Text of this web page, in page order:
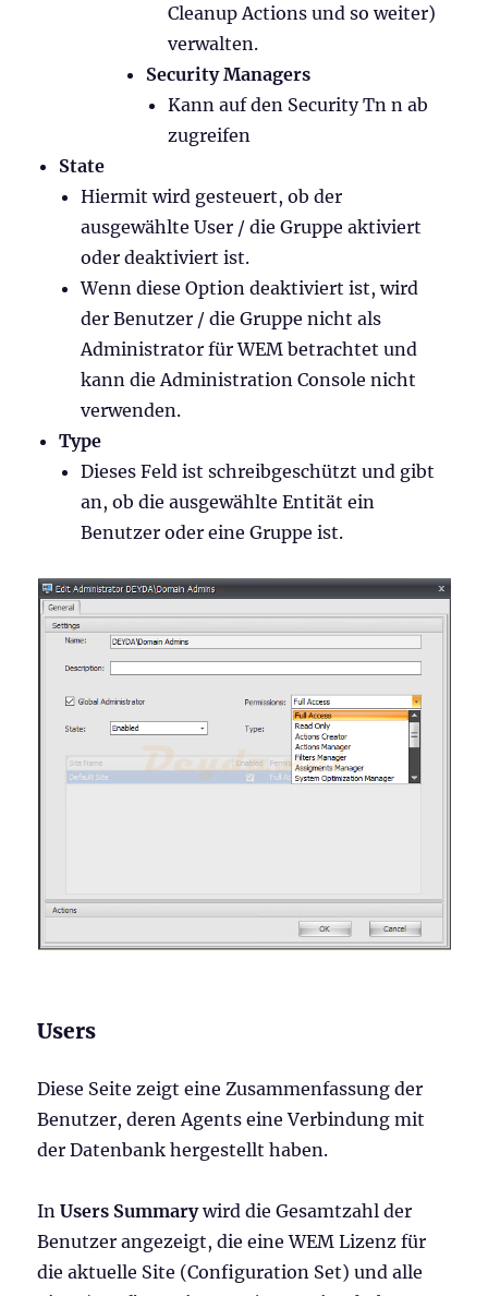
Cleanup Actions und so weiter)
verwalten.
Security Managers
Kann auf den Security Tn n ab
zugreifen
State
Hiermit wird gesteuert, ob der
ausgewählte User / die Gruppe aktiviert
oder deaktiviert ist.
Wenn diese Option deaktiviert ist, wird
der Benutzer / die Gruppe nicht als
Administrator für WEM betrachtet und
kann die Administration Console nicht
verwenden.
Type
Dieses Feld ist schreibgeschützt und gibt
an, ob die ausgewählte Entität ein
Benutzer oder eine Gruppe ist.
Users
Diese Seite zeigt eine Zusammenfassung der
Benutzer, deren Agents eine Verbindung mit
der Datenbank hergestellt haben.
InUsers Summarywird die Gesamtzahl der
Benutzer angezeigt, die eine WEM Lizenz für
die aktuelle Site (Configuration Set) und alle